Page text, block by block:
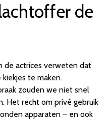
de
de actrices verweten dat
te maken.
zouden we niet snel
Het recht om privé gebruik
apparaten – en ook